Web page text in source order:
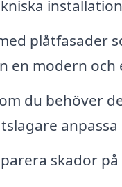
plåtfasader
en modern och
du behöver
skador